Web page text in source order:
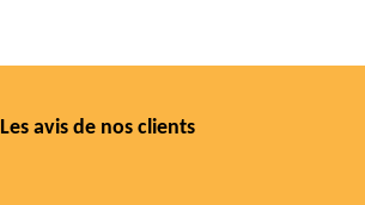
Les avis de nos clients